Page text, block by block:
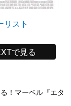
リスト
で見る
！マーベル『エタ